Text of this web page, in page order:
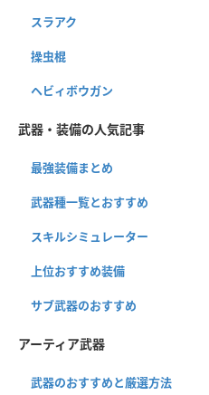
スラアク
操虫棍
ヘビィボウガン
武器・装備の人気記事
最強装備まとめ
武器種一覧とおすすめ
スキルシミュレーター
上位おすすめ装備
サブ武器のおすすめ
アーティア武器
武器のおすすめと厳選方法